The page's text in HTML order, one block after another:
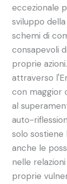
eccezionale
sviluppo
schemi di
consapevoli
proprie
attraverso
con maggior
al
auto-
solo
anche le
nelle
proprie